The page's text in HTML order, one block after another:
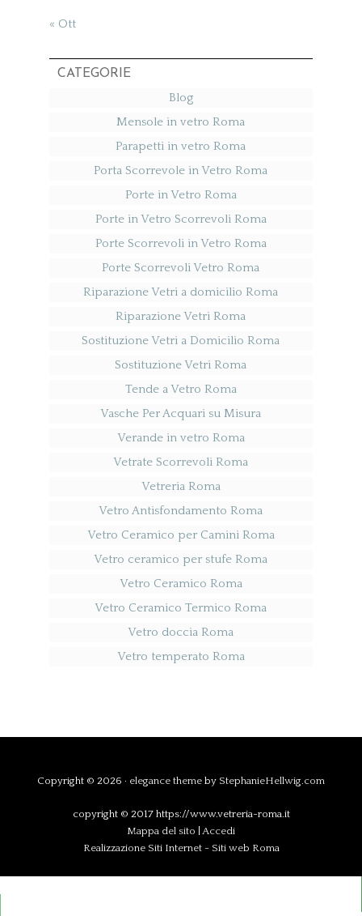
« Ott
CATEGORIE
Blog
Mensole in vetro Roma
Parapetti in vetro Roma
Porta Scorrevole in Vetro Roma
Porte in Vetro Roma
Porte in Vetro Scorrevoli Roma
Porte Scorrevoli in Vetro Roma
Porte Scorrevoli Vetro Roma
Riparazione Vetri a domicilio Roma
Riparazione Vetri Roma
Sostituzione Vetri a Domicilio Roma
Sostituzione Vetri Roma
Tende a Vetro Roma
Vasche Per Acquari su Misura
Verande in vetro Roma
Vetrate Scorrevoli Roma
Vetreria Roma
Vetro Antisfondamento Roma
Vetro Ceramico per Camini Roma
Vetro ceramico per stufe Roma
Vetro Ceramico Roma
Vetro Ceramico Termico Roma
Vetro doccia Roma
Vetro temperato Roma
Copyright © 2026 · elegance theme by StephanieHellwig.com
copyright © 2017 https://www.vetreria-roma.it
Mappa del sito
Accedi
Realizzazione Siti Internet- Siti web Roma